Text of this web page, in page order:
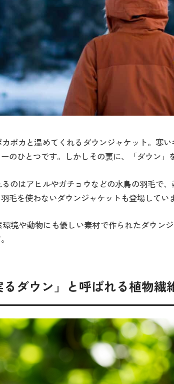
ポカと温めてくれるダウンジャケット。寒
のひとつです。しかしその裏に、「ダウン」
のはアヒルやガチョウなどの水鳥の羽毛で
毛を使わないダウンジャケットも登場してい
境や動物にも優しい素材で作られたダウン
るダウン」と呼ばれる植物繊